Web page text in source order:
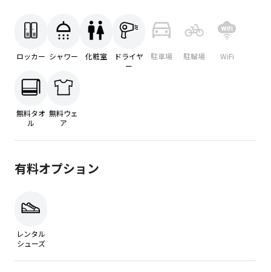
ロッカー シャワー 化粧室
ドライヤ
ー
駐車場 駐輪場 WiFi
無料タオ
ル
無料ウェ
ア
有料オプション
レンタル
シューズ